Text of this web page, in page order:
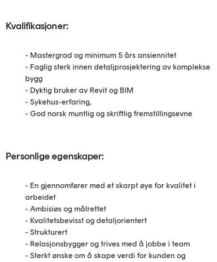
Kvalifikasjoner:
- Mastergrad og minimum 5 års ansiennitet
- Faglig sterk innen detaljprosjektering av komplekse
bygg
- Dyktig bruker av Revit og BIM
- Sykehus-erfaring,
- God norsk muntlig og skriftlig fremstillingsevne
Personlige egenskaper:
- En gjennomfører med et skarpt øye for kvalitet i
arbeidet
- Ambisiøs og målrettet
- Kvalitetsbevisst og detaljorientert
- Strukturert
- Relasjonsbygger og trives med å jobbe i team
- Sterkt ønske om å skape verdi for kunden og